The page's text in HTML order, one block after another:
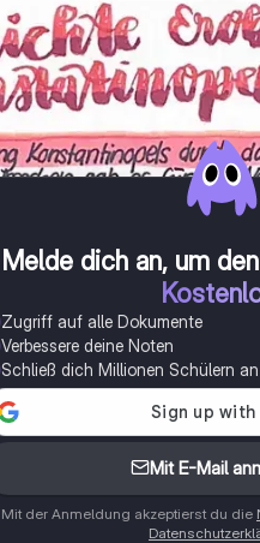
Melde dich an, um
Zugriff auf alle Dokumente
Verbessere deine Noten
Schließ dich Millionen Schülern an
Mit E-Mail
Mit der Anmeldung akzeptierst du die